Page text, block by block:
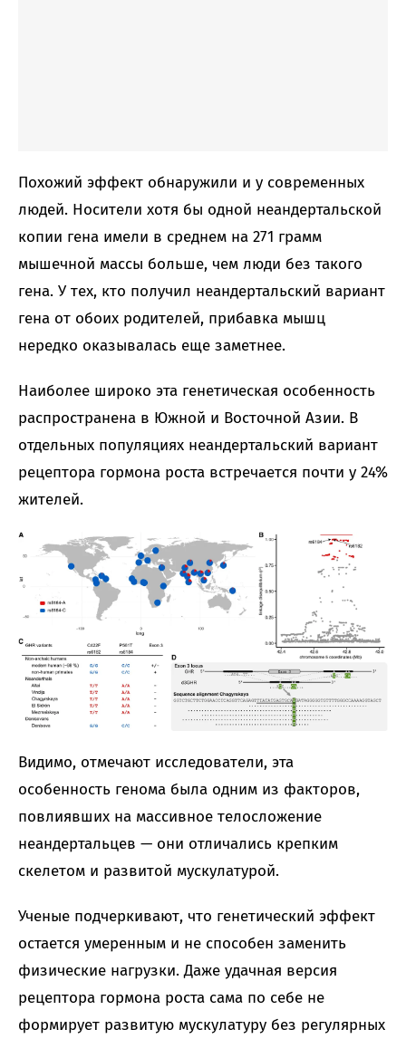
Похожий эффект обнаружили и у современных
людей. Носители хотя бы одной неандертальской
копии гена имели в среднем на 271 грамм
мышечной массы больше, чем люди без такого
гена. У тех, кто получил неандертальский вариант
гена от обоих родителей, прибавка мышц
нередко оказывалась еще заметнее.
Наиболее широко эта генетическая особенность
распространена в Южной и Восточной Азии. В
отдельных популяциях неандертальский вариант
рецептора гормона роста встречается почти у 24%
жителей.
Видимо, отмечают исследователи, эта
особенность генома была одним из факторов,
повлиявших на массивное телосложение
неандертальцев — они отличались крепким
скелетом и развитой мускулатурой.
Ученые подчеркивают, что генетический эффект
остается умеренным и не способен заменить
физические нагрузки. Даже удачная версия
рецептора гормона роста сама по себе не
формирует развитую мускулатуру без регулярных